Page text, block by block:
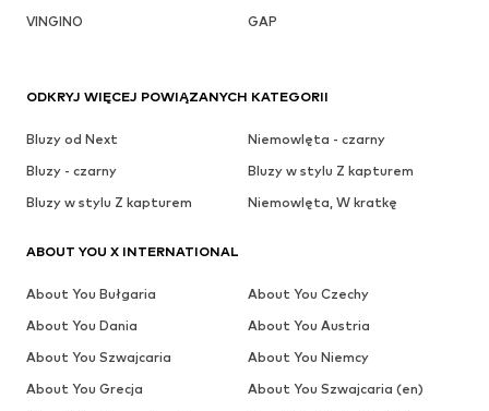
VINGINO
GAP
ODKRYJ WIĘCEJ POWIĄZANYCH KATEGORII
Bluzy od Next
Niemowlęta - czarny
Bluzy - czarny
Bluzy w stylu Z kapturem
Bluzy w stylu Z kapturem
Niemowlęta, W kratkę
ABOUT YOU X INTERNATIONAL
About You Bułgaria
About You Czechy
About You Dania
About You Austria
About You Szwajcaria
About You Niemcy
About You Grecja
About You Szwajcaria (en)